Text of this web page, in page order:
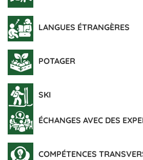
LANGUES ÉTRANGÈRES
POTAGER
SKI
ÉCHANGES AVEC DES
COMPÉTENCES